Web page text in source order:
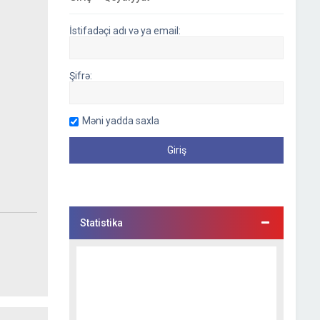
İstifadəçi adı və ya email:
Şifrə:
Məni yadda saxla
Statistika